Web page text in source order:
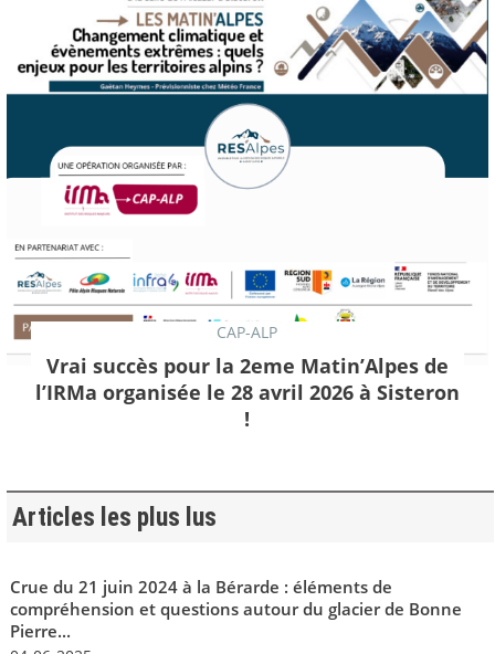
CAP-ALP
Vrai succès pour la 2eme Matin’Alpes de
l’IRMa organisée le 28 avril 2026 à Sisteron
!
Articles les plus lus
Crue du 21 juin 2024 à la Bérarde : éléments de
compréhension et questions autour du glacier de Bonne
Pierre...